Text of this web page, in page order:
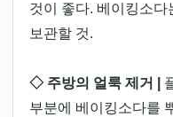
것이 좋다. 베이킹소다
보관할 것.
◇ 주방의 얼룩 제거 |
부분에 베이킹소다를